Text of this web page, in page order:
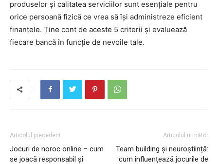
produselor și calitatea serviciilor sunt esențiale pentru
orice persoană fizică ce vrea să își administreze eficient
finanțele. Ține cont de aceste 5 criterii și evaluează
fiecare bancă în funcție de nevoile tale.
Articolul precedent
Jocuri de noroc online – cum
se joacă responsabil și
Articolul următor
Team building și neuroștiință:
cum influențează jocurile de